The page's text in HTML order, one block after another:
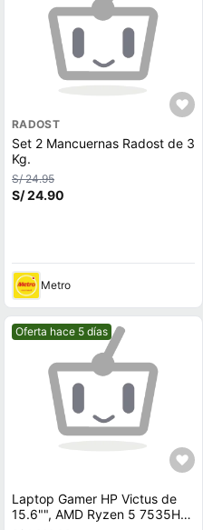
RADOST
Set 2 Mancuernas Radost de 3
Kg.
S/ 24.95
S/ 24.90
Metro
Mejor precio.
Oferta hace 5 días
Laptop Gamer HP Victus de
15.6"", AMD Ryzen 5 7535HS,